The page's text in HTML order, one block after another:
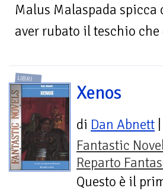
Malus Malaspada
aver rubato il teschio
LIBRI
Xenos
di Dan Abnett
Fantastic
Reparto
Questo è il